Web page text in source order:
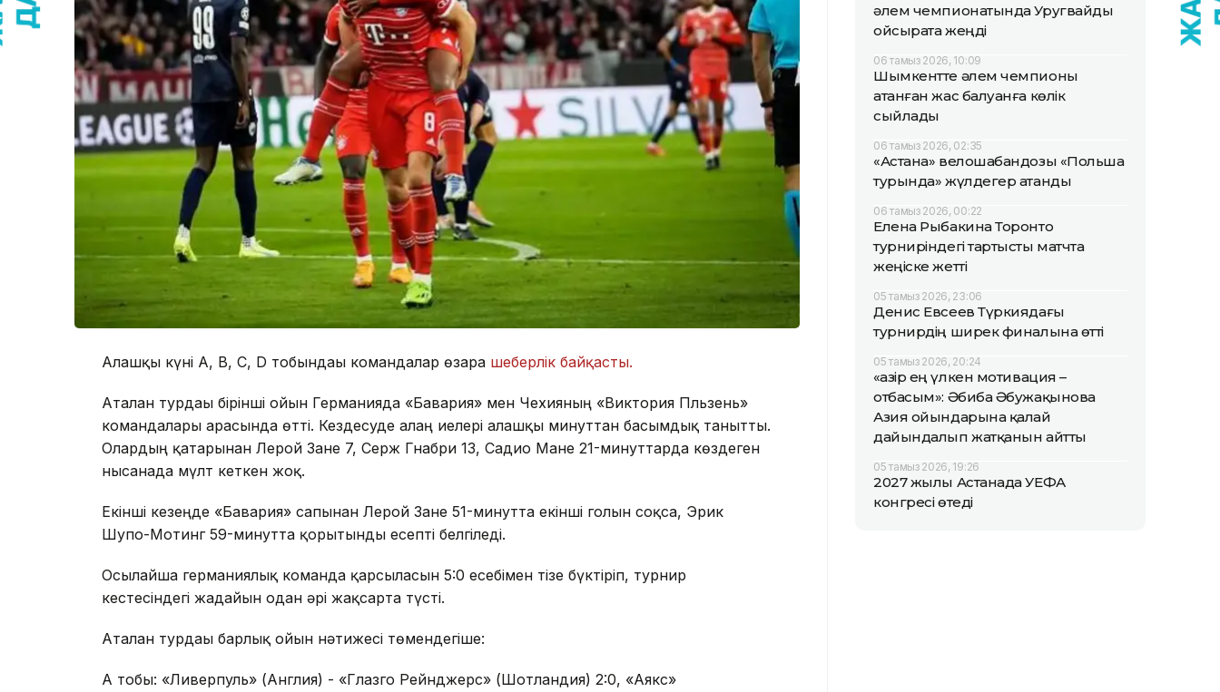
Алғашқы күні А, В, С, D тобындағы командалар өзара шеберлік байқасты.
Аталған турдағы бірінші ойын Германияда «Бавария» мен Чехияның «Виктория Пльзень»
командалары арасында өтті. Кездесуде алаң иелері алғашқы минуттан басымдық танытты.
Олардың қатарынан Лерой Зане 7, Серж Гнабри 13, Садио Мане 21-минуттарда көздеген
нысанада мүлт кеткен жоқ.
Екінші кезеңде «Бавария» сапынан Лерой Зане 51-минутта екінші голын соқса, Эрик
Шупо-Мотинг 59-минутта қорытынды есепті белгіледі.
Осылайша германиялық команда қарсыласын 5:0 есебімен тізе бүктіріп, турнир
кестесіндегі жағдайын одан әрі жақсарта түсті.
Аталған турдағы барлық ойын нәтижесі төмендегіше:
А тобы: «Ливерпуль» (Англия) - «Глазго Рейнджерс» (Шотландия) 2:0, «Аякс»
әлем чемпионатында Уругвайды
ойсырата жеңді
06 тамыз 2026, 10:09
Шымкентте әлем чемпионы
атанған жас балуанға көлік
сыйлады
06 тамыз 2026, 02:35
«Астана» велошабандозы «Польша
турында» жүлдегер атанды
06 тамыз 2026, 00:22
Елена Рыбакина Торонто
турниріндегі тартысты матчта
жеңіске жетті
05 тамыз 2026, 23:06
Денис Евсеев Түркиядағы
турнирдің ширек финалына өтті
05 тамыз 2026, 20:24
«Қазір ең үлкен мотивация –
отбасым»: Әбиба Әбужақынова
Азия ойындарына қалай
дайындалып жатқанын айтты
05 тамыз 2026, 19:26
2027 жылы Астанада УЕФА
конгресі өтеді